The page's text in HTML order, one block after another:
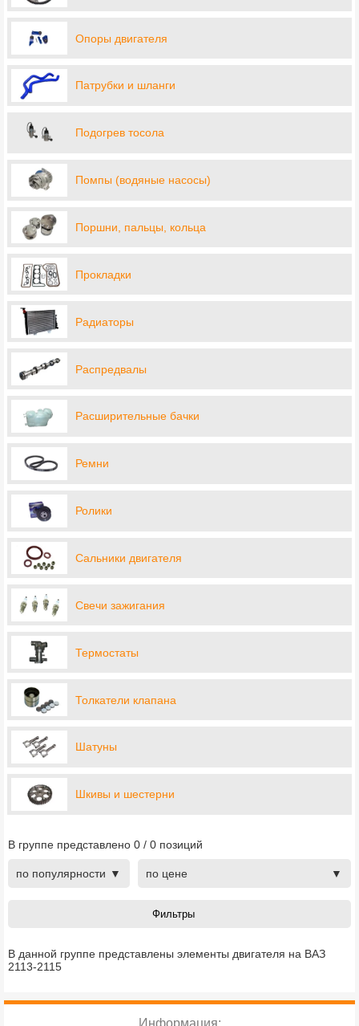
Опоры двигателя
Патрубки и шланги
Подогрев тосола
Помпы (водяные насосы)
Поршни, пальцы, кольца
Прокладки
Радиаторы
Распредвалы
Расширительные бачки
Ремни
Ролики
Сальники двигателя
Свечи зажигания
Термостаты
Толкатели клапана
Шатуны
Шкивы и шестерни
В группе представлено 0 / 0 позиций
по популярности по цене
В данной группе представлены элементы двигателя на ВАЗ
2113-2115
Информация: